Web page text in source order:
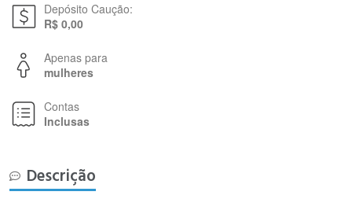
Depósito Caução:
R$ 0,00
Apenas para
mulheres
Contas
Inclusas
Descrição